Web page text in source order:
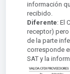
información
recibido.
Diferente: El
receptor)
de la parte
corresponde
SAT y la